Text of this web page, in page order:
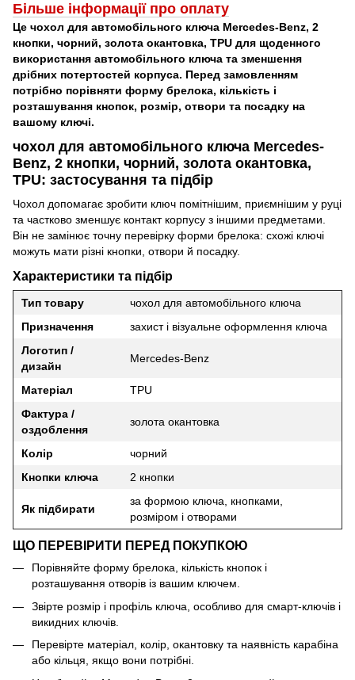
Більше інформації про оплату
Це чохол для автомобільного ключа Mercedes-Benz, 2
кнопки, чорний, золота окантовка, TPU для щоденного
використання автомобільного ключа та зменшення
дрібних потертостей корпуса. Перед замовленням
потрібно порівняти форму брелока, кількість і
розташування кнопок, розмір, отвори та посадку на
вашому ключі.
чохол для автомобільного ключа Mercedes-
Benz, 2 кнопки, чорний, золота окантовка,
TPU: застосування та підбір
Чохол допомагає зробити ключ помітнішим, приємнішим у руці
та частково зменшує контакт корпусу з іншими предметами.
Він не замінює точну перевірку форми брелока: схожі ключі
можуть мати різні кнопки, отвори й посадку.
Характеристики та підбір
Тип товару
чохол для автомобільного ключа
Призначення
захист і візуальне оформлення ключа
Логотип /
дизайн
Mercedes-Benz
Матеріал
TPU
Фактура /
оздоблення
золота окантовка
Колір
чорний
Кнопки ключа
2 кнопки
Як підбирати
за формою ключа, кнопками,
розміром і отворами
ЩО ПЕРЕВІРИТИ ПЕРЕД ПОКУПКОЮ
Порівняйте форму брелока, кількість кнопок і
розташування отворів із вашим ключем.
Звірте розмір і профіль ключа, особливо для смарт-ключів і
викидних ключів.
Перевірте матеріал, колір, окантовку та наявність карабіна
або кільця, якщо вони потрібні.